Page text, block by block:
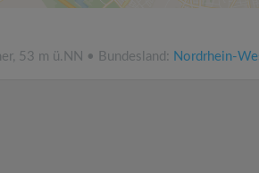
53 m ü.NN • Bundesland: Nordrhein-